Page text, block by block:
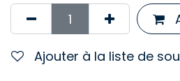
Ajouter à la liste de